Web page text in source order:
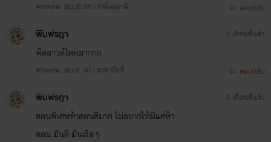
จากตอน: BLUE 28 | ว่าที่แม่สามี ตอบกลับ
พิมพ์รฎา
พี่คลาวด์โหดมากกก
จากตอน: BLUE 30 | มาหาถึงที่
3 เดือนที่แล้ว
ตอบกลับ
พิมพ์รฎา
ตอนพิเศษห้าตอนดีมาก ไม่อยากให้มีแค่ห้า
ตอน มันดี มันเริสๆ
3 เดือนที่แล้ว